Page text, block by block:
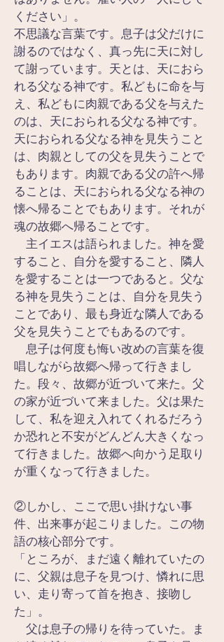
ください」。
不思議な言葉です。息子は父だけに
謝るのではなく、真っ先に天に対し
て謝っています。天とは、天におら
れる父なる神です。私どもに命を与
え、私どもに肉親である父を与えた
のは、天におられる父なる神です。
天におられる父なる神を見失うこと
は、肉親としての父を見失うことで
もあります。肉親である父の許へ帰
ることは、天におられる父なる神の
懐へ帰ることでもあります。それが
魂の故郷へ帰ることです。
主イエスは語られました。神を愛
すること、自分を愛すること、隣人
を愛することは一つであると。父な
る神を見失うことは、自分を見失う
ことであり、最も身近な隣人である
父を見失うことでもあるのです。
息子は何度も悔い改めの言葉を復
唱しながら故郷へ帰って行きまし
た。段々、故郷が近づいて来た。父
の家が近づいて来ました。父は果た
して、私を迎え入れてくれるだろう
か恐れと不安がどんどん大きくなっ
て行きました。故郷へ向かう足取り
が重くなって行きました。
②しかし、ここで思い掛けない事
件、出来事が起こりました。この物
語の核心部分です。
「ところが、まだ遠く離れていたの
に、父親は息子を見つけ、憐れに思
い、走り寄って首を抱き、接吻し
た」。
父は息子の帰りを待っていた。ま